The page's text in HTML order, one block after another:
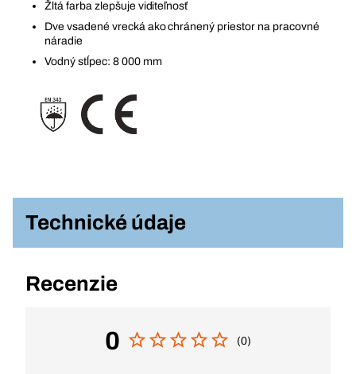
Žltá farba zlepšuje viditeľnosť
Dve vsadené vrecká ako chránený priestor na pracovné
náradie
Vodný stĺpec: 8 000 mm
Technické údaje
Recenzie
0 (0)